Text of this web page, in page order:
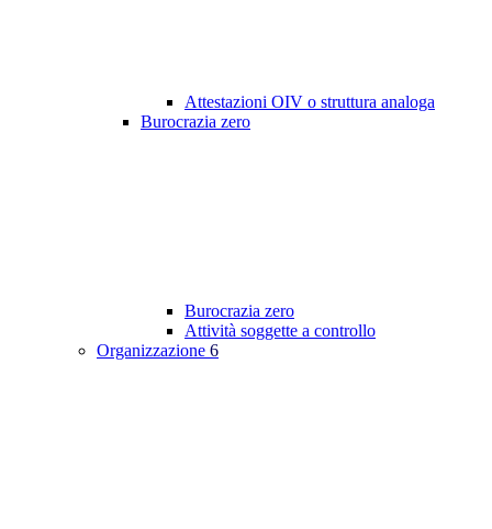
Attestazioni OIV o struttura analoga
Burocrazia zero
Burocrazia zero
Attività soggette a controllo
Organizzazione 6